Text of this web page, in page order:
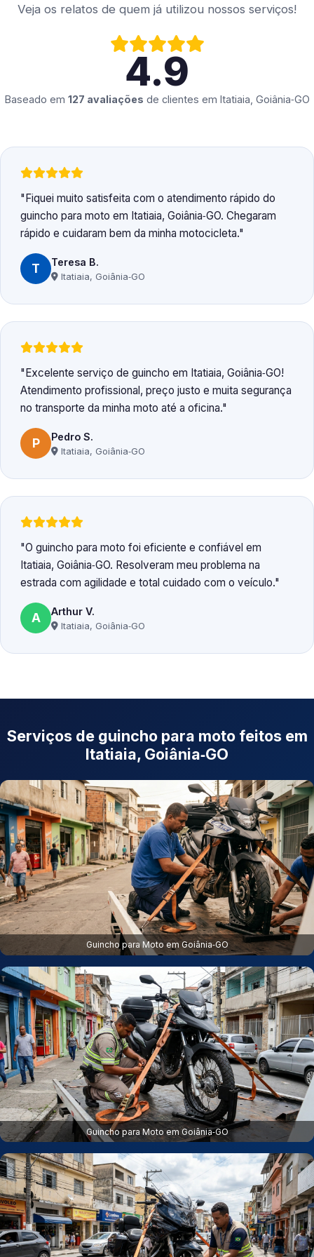
Veja os relatos de quem já utilizou nossos serviços!
4.9
Baseado em 127 avaliações de clientes em Itatiaia, Goiânia‑GO
Fiquei muito satisfeita com o atendimento rápido do
guincho para moto em Itatiaia, Goiânia‑GO. Chegaram
rápido e cuidaram bem da minha motocicleta.
T Teresa B.
Itatiaia, Goiânia‑GO
Excelente serviço de guincho em Itatiaia, Goiânia‑GO!
Atendimento profissional, preço justo e muita segurança
no transporte da minha moto até a oficina.
P Pedro S.
Itatiaia, Goiânia‑GO
O guincho para moto foi eficiente e confiável em
Itatiaia, Goiânia‑GO. Resolveram meu problema na
estrada com agilidade e total cuidado com o veículo.
A Arthur V.
Itatiaia, Goiânia‑GO
Serviços de guincho para moto feitos em
Itatiaia, Goiânia‑GO
Guincho para Moto em Goiânia‑GO
Guincho para Moto em Goiânia‑GO